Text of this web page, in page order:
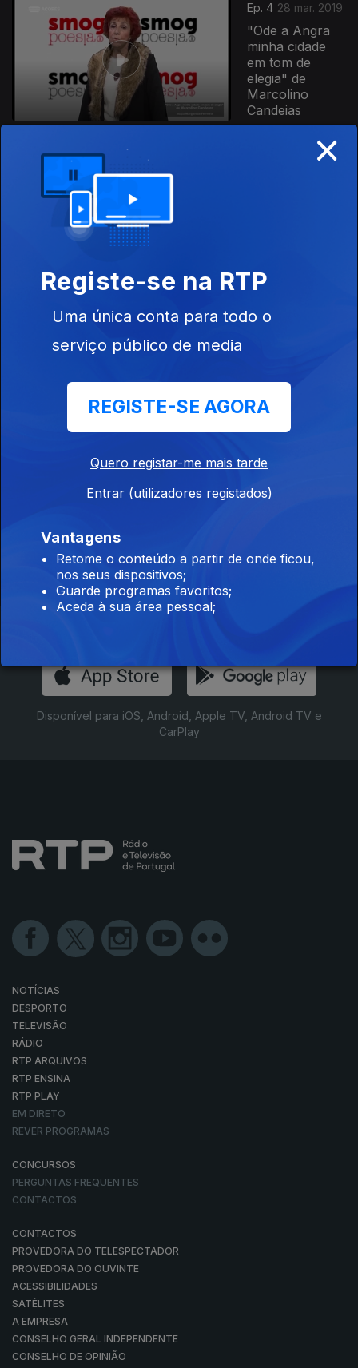
Ep. 4 28 mar. 2019
"Ode a Angra
minha cidade
em tom de
elegia" de
Marcolino
Candeias
27 mar. 2019
"As raparigas lá
Ep. 1 25 mar. 2019
"Primeiros
sinais de
decadência" de
Nuno Costa
397211
Disponível para iOS, Android, Apple TV, Android TV e
CarPlay
NOTÍCIAS
DESPORTO
TELEVISÃO
RÁDIO
RTP ARQUIVOS
RTP ENSINA
RTP PLAY
EM DIRETO
REVER PROGRAMAS
CONCURSOS
PERGUNTAS FREQUENTES
CONTACTOS
CONTACTOS
PROVEDORA DO TELESPECTADOR
PROVEDORA DO OUVINTE
ACESSIBILIDADES
SATÉLITES
A EMPRESA
CONSELHO GERAL INDEPENDENTE
CONSELHO DE OPINIÃO
×
Registe-se na RTP
Uma única conta para todo o
serviço público de media
REGISTE-SE AGORA
Quero registar-me mais tarde
Entrar (utilizadores registados)
Vantagens
Retome o conteúdo a partir de onde ficou,
nos seus dispositivos;
Guarde programas favoritos;
Aceda à sua área pessoal;